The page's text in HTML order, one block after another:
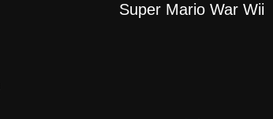
Super Mario War Wii